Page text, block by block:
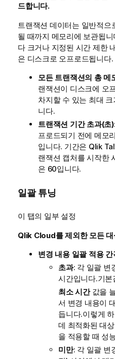
드합니다.
트랜잭션 데이터는 일반적으
될 때까지 메모리에 보관됩
다 크거나 지정된 시간 제한
은 디스크로 오프로드됩니다.
모든 트랜잭션의 총 메
랜잭션이 디스크에 오
차지할 수 있는 최대
니다.
트랜잭션 기간 초과(초)
프로드되기 전에 메모
입니다. 기간은 Qlik
랜잭션 캡처를 시작한
은 60입니다.
일괄 튜닝
이 탭의 일부 설정
Qlik Cloud를 제외한 모든
변경 내용 일괄 적용 간
초과: 각 일괄 변
시간입니다.기
최소 시간값을
서 변경 내용이
듭니다.이렇게
데 최적화된 대
을 적용할 때 성
미만: 각 일괄 변